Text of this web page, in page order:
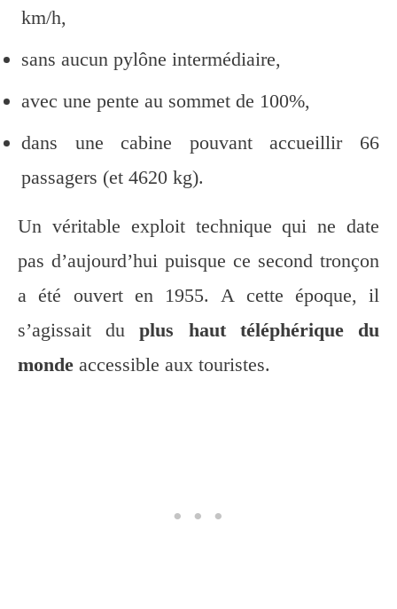
km/h,
sans aucun pylône intermédiaire,
avec une pente au sommet de 100%,
dans une cabine pouvant accueillir 66
passagers (et 4620 kg).
Un véritable exploit technique qui ne date
pas d’aujourd’hui puisque ce second tronçon
a été ouvert en 1955. A cette époque, il
s’agissait duplus haut téléphérique du
monde accessible aux touristes.